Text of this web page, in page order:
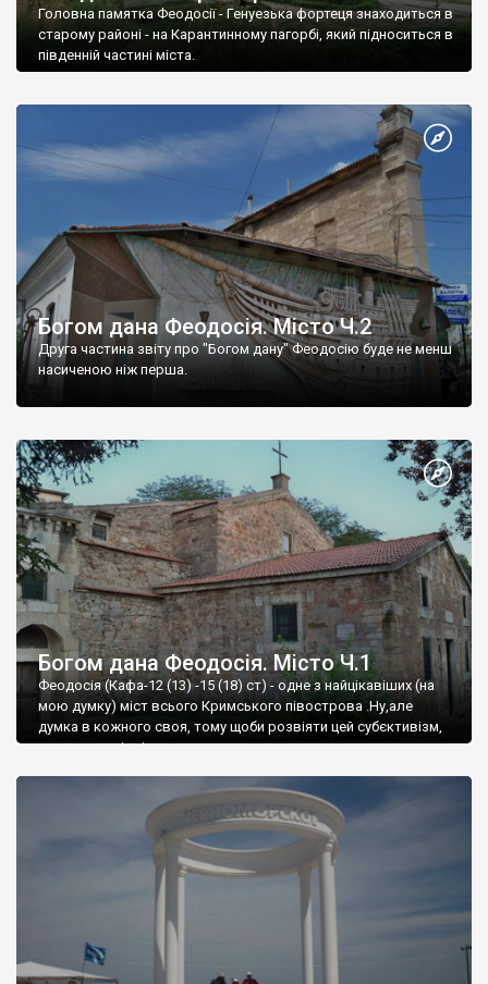
Головна памятка Феодосії - Генуезька фортеця знаходиться в
старому районі - на Карантинному пагорбі, який підноситься в
південній частині міста.
Богом дана Феодосія. Місто Ч.2
Друга частина звіту про "Богом дану" Феодосію буде не менш
насиченою ніж перша.
Богом дана Феодосія. Місто Ч.1
Феодосія (Кафа-12 (13) -15 (18) ст) - одне з найцікавіших (на
мою думку) міст всього Кримського півострова .Ну,але
думка в кожного своя, тому щоби розвіяти цей субєктивізм,
запрошую відвідати це